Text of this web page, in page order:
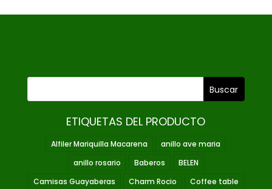
ETIQUETAS DEL PRODUCTO
Alfiler Mariquilla Macarena
anillo ave maria
anillo rosario
Baberos
BELEN
Camisas Guayaberas
Charm Rocio
Coffee table